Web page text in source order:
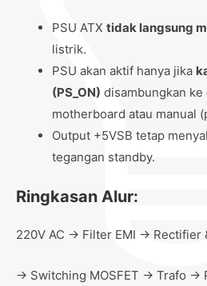
PSU ATX tidak langsung
listrik.
PSU akan aktif hanya jika
(PS_ON) disambungkan ke
motherboard atau manual
Output +5VSB tetap
tegangan standby.
Ringkasan Alur:
220V AC → Filter EMI → Rectifier
→ Switching MOSFET → Trafo →